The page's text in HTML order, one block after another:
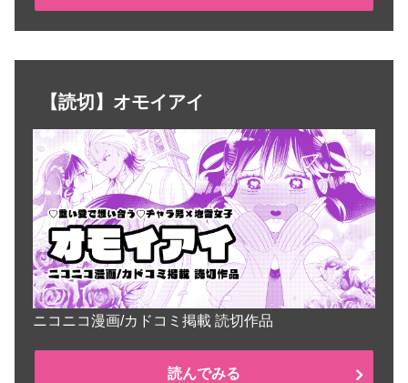
【読切】オモイアイ
ニコニコ漫画/カドコミ掲載 読切作品
読んでみる